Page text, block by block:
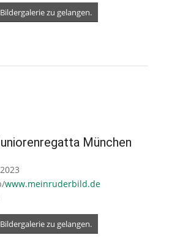
zu gelangen.
München
www.meinruderbild.de
zu gelangen.